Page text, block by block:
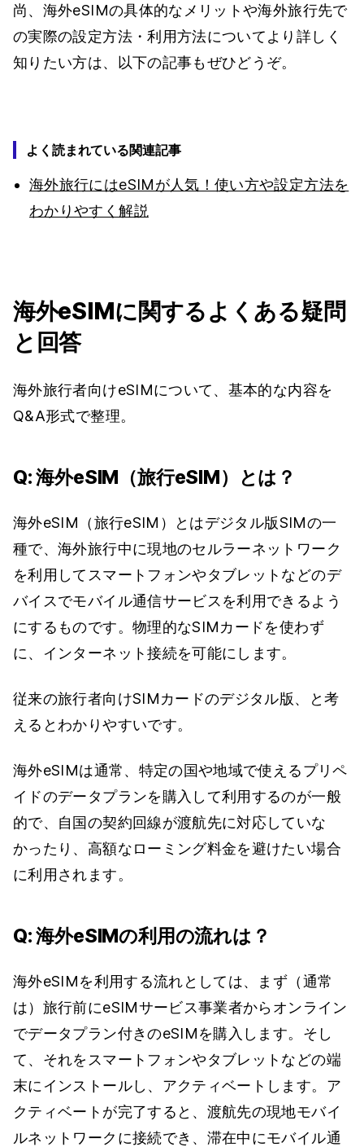
尚、海外eSIMの具体的なメリットや海外旅行先で
の実際の設定方法・利用方法についてより詳しく
知りたい方は、以下の記事もぜひどうぞ。
よく読まれている関連記事
海外旅行にはeSIMが人気！使い方や設定方法を
わかりやすく解説
海外eSIMに関するよくある疑問
と回答
海外旅行者向けeSIMについて、基本的な内容を
Q&A形式で整理。
Q: 海外eSIM（旅行eSIM）とは？
海外eSIM（旅行eSIM）とはデジタル版SIMの一
種で、海外旅行中に現地のセルラーネットワーク
を利用してスマートフォンやタブレットなどのデ
バイスでモバイル通信サービスを利用できるよう
にするものです。物理的なSIMカードを使わず
に、インターネット接続を可能にします。
従来の旅行者向けSIMカードのデジタル版、と考
えるとわかりやすいです。
海外eSIMは通常、特定の国や地域で使えるプリペ
イドのデータプランを購入して利用するのが一般
的で、自国の契約回線が渡航先に対応していな
かったり、高額なローミング料金を避けたい場合
に利用されます。
Q: 海外eSIMの利用の流れは？
海外eSIMを利用する流れとしては、まず（通常
は）旅行前にeSIMサービス事業者からオンライン
でデータプラン付きのeSIMを購入します。そし
て、それをスマートフォンやタブレットなどの端
末にインストールし、アクティベートします。ア
クティベートが完了すると、渡航先の現地モバイ
ルネットワークに接続でき、滞在中にモバイル通